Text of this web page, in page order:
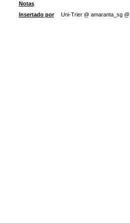
Notas
Insertado por
Uni-Trier @ amaranta_sg @